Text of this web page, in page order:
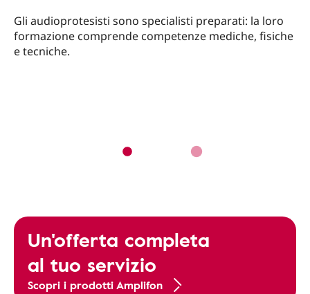
Gli audioprotesisti sono specialisti preparati: la loro
formazione comprende competenze mediche, fisiche
e tecniche.
Un'offerta completa
al tuo servizio
Scopri i prodotti Amplifon